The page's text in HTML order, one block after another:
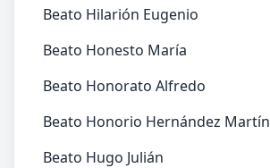
Beato Hilarión Eugenio
Beato Honesto María
Beato Honorato Alfredo
Beato Honorio Hernández Martín
Beato Hugo Julián